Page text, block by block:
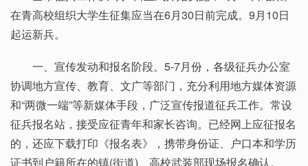
在青高校组织大学生征集应当在6月30日前完成。9月10日
起运新兵。
一、宣传发动和报名阶段。5-7月份，各级征兵办公室
协调地方宣传、教育、文广等部门，充分利用地方媒体资源
和“两微一端”等新媒体手段，广泛宣传报道征兵工作。常设
征兵报名站，接受应征青年和家长咨询。已经网上应征报名
的，还应下载打印《报名表》，携带身份证、户口本和学历
证书到户籍所在的镇(街道)、高校武装部现场报名确认。